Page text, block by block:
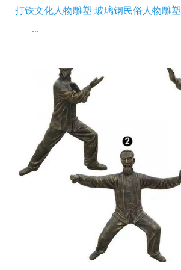
打铁文化人物雕塑 玻璃钢民俗人物雕塑